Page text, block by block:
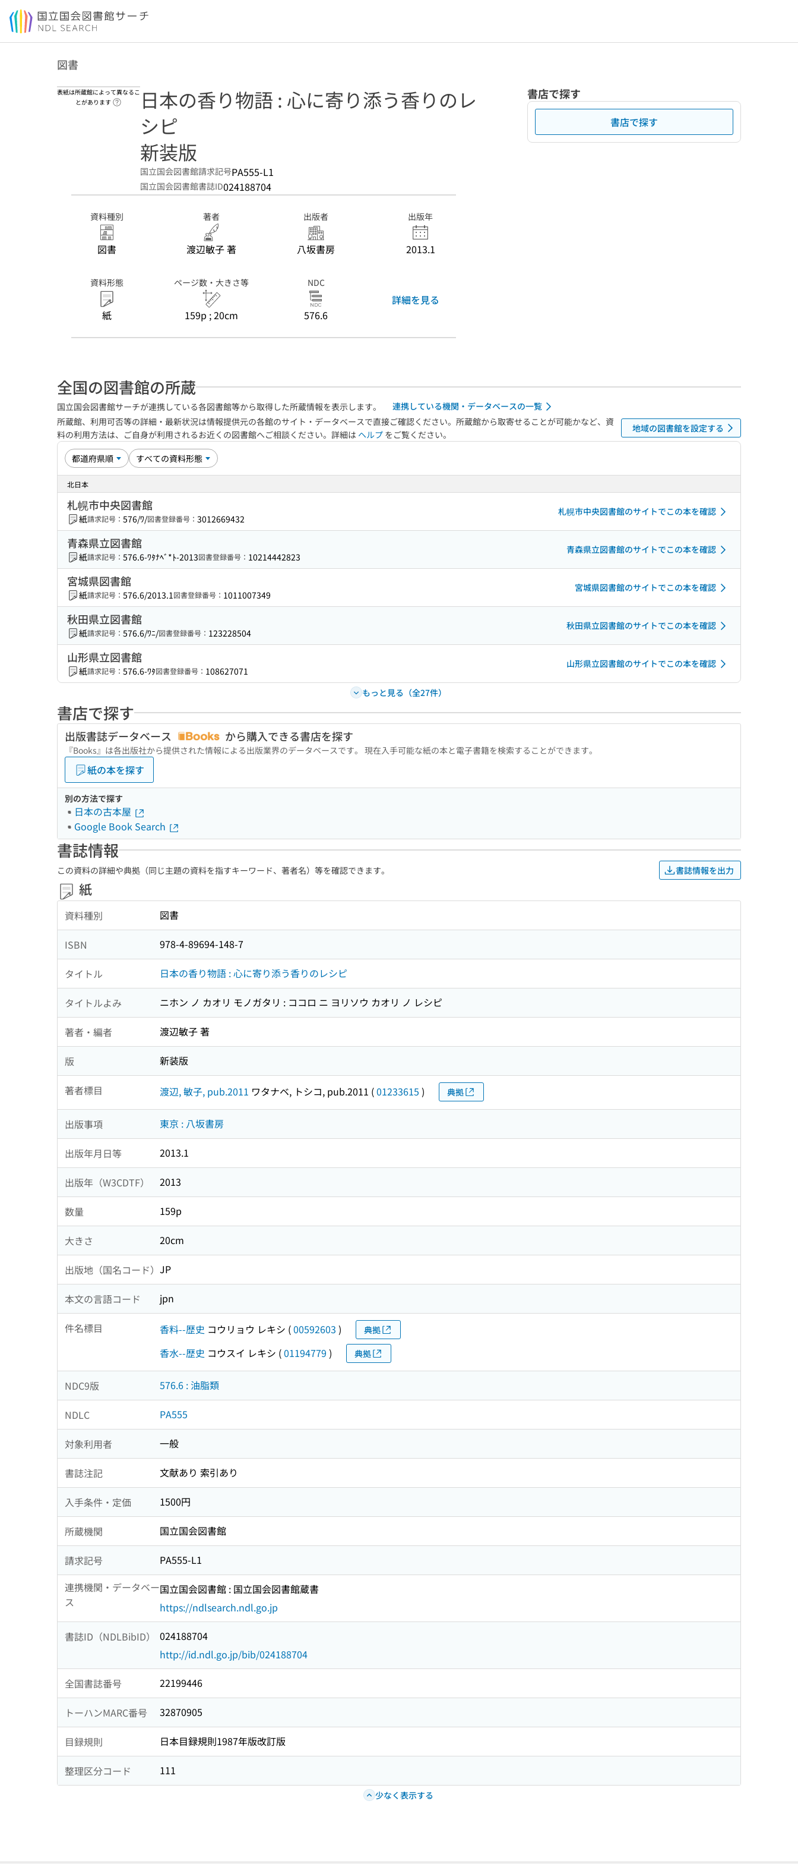
本文へ移動
図書
表紙は所蔵館によって異なるこ
とがあります
ヘルプページへのリンク
日本の香り物語 : 心に寄り添う香りのレ
シピ
新装版
国立国会図書館請求記号PA555-L1
国立国会図書館書誌ID024188704
資料種別
図書
著者
渡辺敏子 著
出版者
八坂書房
出版年
2013.1
資料形態
紙
ページ数・大きさ等
159p ; 20cm
NDC
576.6
詳細を見る
書店で探す
書店で探す
全国の図書館の所蔵
国立国会図書館サーチが連携している各図書館等から取得した所蔵情報を表示します。
連携している機関・データベースの一覧
所蔵館、利用可否等の詳細・最新状況は情報提供元の各館のサイト・データベースで直接ご確認ください。所蔵館から取寄せることが可能かなど、資
料の利用方法は、ご自身が利用されるお近くの図書館へご相談ください。詳細は ヘルプ をご覧ください。
地域の図書館を設定する
北日本
札幌市中央図書館
紙請求記号： 576/ﾜ/図書登録番号： 3012669432
札幌市中央図書館のサイトでこの本を確認
青森県立図書館
紙請求記号： 576.6-ﾜﾀﾅﾍﾞ*ﾄ-2013図書登録番号： 10214442823
青森県立図書館のサイトでこの本を確認
宮城県図書館
紙請求記号： 576.6/2013.1図書登録番号： 1011007349
宮城県図書館のサイトでこの本を確認
秋田県立図書館
紙請求記号： 576.6/ﾜﾆ/図書登録番号： 123228504
秋田県立図書館のサイトでこの本を確認
山形県立図書館
紙請求記号： 576.6-ﾜﾀ図書登録番号： 108627071
山形県立図書館のサイトでこの本を確認
もっと見る（全27件）
書店で探す
出版書誌データベース から購入できる書店を探す
『Books』は各出版社から提供された情報による出版業界のデータベースです。 現在入手可能な紙の本と電子書籍を検索することができます。
紙の本を探す
別の方法で探す
日本の古本屋
Google Book Search
書誌情報
この資料の詳細や典拠（同じ主題の資料を指すキーワード、著者名）等を確認できます。 書誌情報を出力
紙
資料種別 図書
ISBN 978-4-89694-148-7
タイトル 日本の香り物語 : 心に寄り添う香りのレシピ
タイトルよみ ニホン ノ カオリ モノガタリ : ココロ ニ ヨリソウ カオリ ノ レシピ
著者・編者 渡辺敏子 著
版 新装版
著者標目 渡辺, 敏子, pub.2011 ワタナベ, トシコ, pub.2011 (01233615 ) 典拠
出版事項 東京 : 八坂書房
出版年月日等 2013.1
出版年（W3CDTF） 2013
数量 159p
大きさ 20cm
出版地（国名コード） JP
本文の言語コード jpn
件名標目 香料--歴史 コウリョウ レキシ (00592603 ) 典拠
香水--歴史 コウスイ レキシ (01194779 ) 典拠
NDC9版 576.6 : 油脂類
NDLC PA555
対象利用者 一般
書誌注記 文献あり 索引あり
入手条件・定価 1500円
所蔵機関 国立国会図書館
請求記号
PA555-L1
連携機関・データベー
ス
国立国会図書館 : 国立国会図書館蔵書
https://ndlsearch.ndl.go.jp
書誌ID（NDLBibID）
024188704
http://id.ndl.go.jp/bib/024188704
全国書誌番号 22199446
トーハンMARC番号 32870905
目録規則 日本目録規則1987年版改訂版
整理区分コード 111
少なく表示する